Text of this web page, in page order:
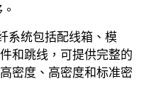
系统包括配线箱、模
和跳线，可提供完整的
密度、高密度和标准密